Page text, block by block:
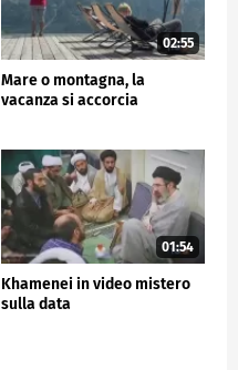
02:55
Mare o montagna, la
vacanza si accorcia
01:54
Khamenei in video mistero
sulla data